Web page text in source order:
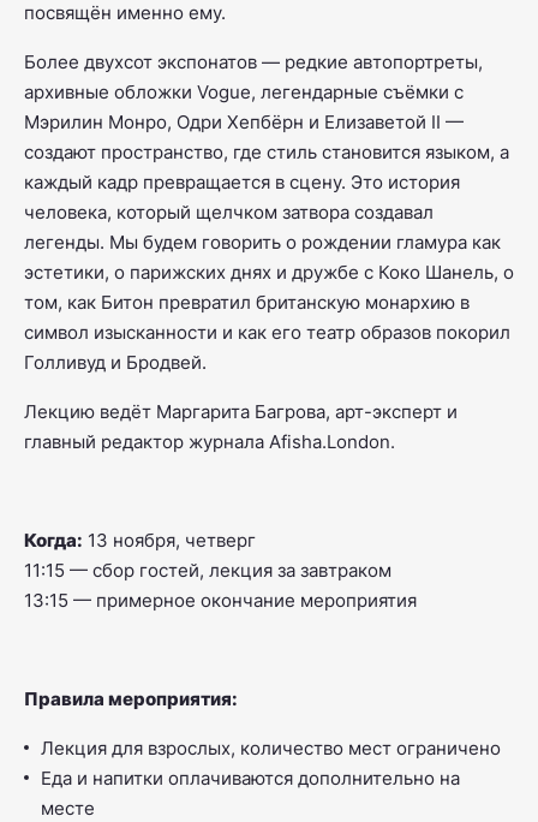
посвящён именно ему.
Более двухсот экспонатов — редкие автопортреты,
архивные обложки Vogue, легендарные съёмки с
Мэрилин Монро, Одри Хепбёрн и Елизаветой II —
создают пространство, где стиль становится языком, а
каждый кадр превращается в сцену. Это история
человека, который щелчком затвора создавал
легенды. Мы будем говорить о рождении гламура как
эстетики, о парижских днях и дружбе с Коко Шанель, о
том, как Битон превратил британскую монархию в
символ изысканности и как его театр образов покорил
Голливуд и Бродвей.
Лекцию ведёт Маргарита Багрова, арт-эксперт и
главный редактор журнала Afisha.London.
Когда: 13 ноября, четверг
11:15 — сбор гостей, лекция за завтраком
13:15 — примерное окончание мероприятия
Правила мероприятия:
Лекция для взрослых, количество мест ограничено
Еда и напитки оплачиваются дополнительно на
месте